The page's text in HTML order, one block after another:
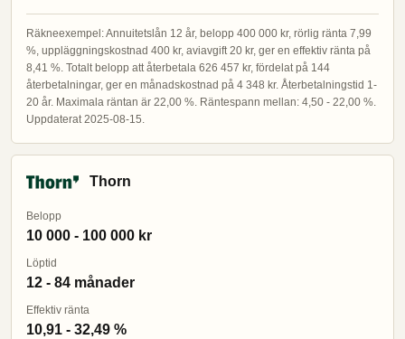
Räkneexempel: Annuitetslån 12 år, belopp 400 000 kr, rörlig ränta 7,99
%, uppläggningskostnad 400 kr, aviavgift 20 kr, ger en effektiv ränta på
8,41 %. Totalt belopp att återbetala 626 457 kr, fördelat på 144
återbetalningar, ger en månadskostnad på 4 348 kr. Återbetalningstid 1-
20 år. Maximala räntan är 22,00 %. Räntespann mellan: 4,50 - 22,00 %.
Uppdaterat 2025-08-15.
Thorn
Belopp
10 000 - 100 000 kr
Löptid
12 - 84 månader
Effektiv ränta
10,91 - 32,49 %